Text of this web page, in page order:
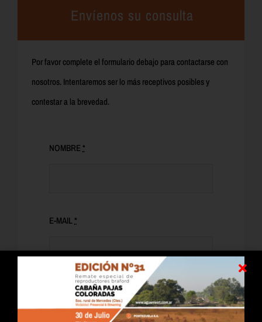
Envíenos su consulta
Por favor complete el formulario debajo para contactarse con
nosotros. Intentaremos ser lo más receptivos posibles y
contestar a la brevedad.
NOMBRE*
E-MAIL*
APELLIDO